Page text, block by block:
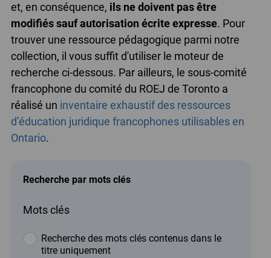
et, en conséquence, ils ne doivent pas être
modifiés sauf autorisation écrite expresse. Pour
trouver une ressource pédagogique parmi notre
collection, il vous suffit d'utiliser le moteur de
recherche ci-dessous. Par ailleurs, le sous-comité
francophone du comité du ROEJ de Toronto a
réalisé un inventaire exhaustif des ressources
d’éducation juridique francophones utilisables en
Ontario.
Recherche par mots clés
Mots clés
Recherche des mots clés contenus dans le
titre uniquement